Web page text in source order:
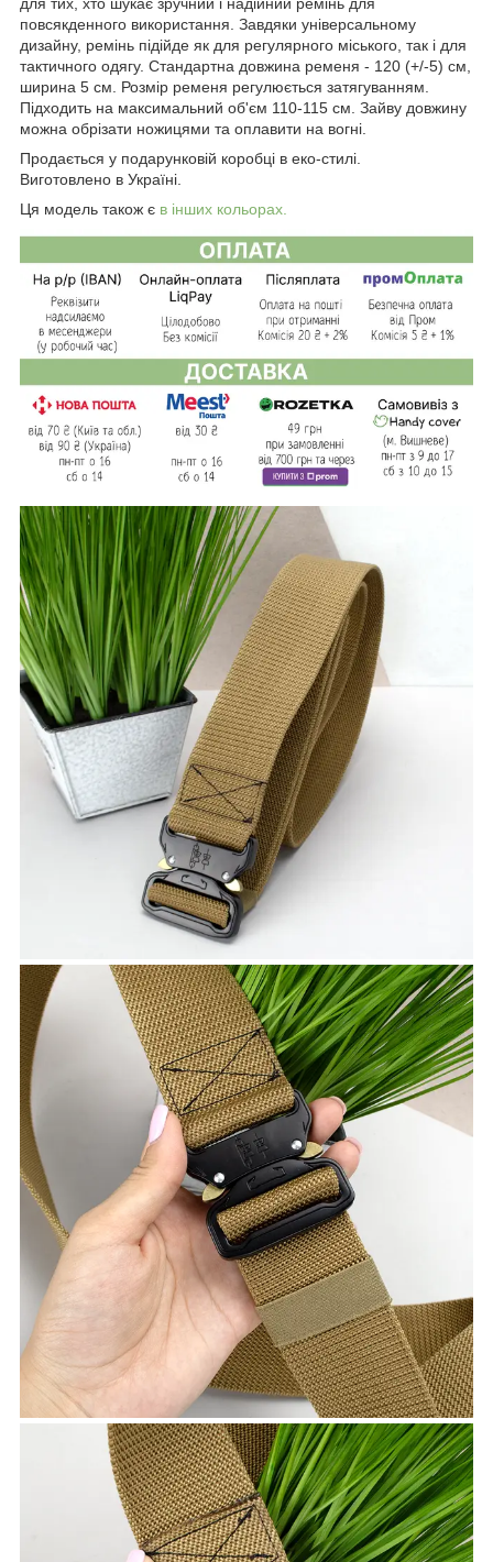
повсякденного використання. Завдяки універсальному
дизайну, ремінь підійде як для регулярного міського, так і для
тактичного одягу. Стандартна довжина ременя - 120 (+/-5) см,
ширина 5 см. Розмір ременя регулюється затягуванням.
Підходить на максимальний об'єм 110-115 см. Зайву довжину
можна обрізати ножицями та оплавити на вогні.
Продається у подарунковій коробці в еко-стилі.
Виготовлено в Україні.
Ця модель також є в інших кольорах.